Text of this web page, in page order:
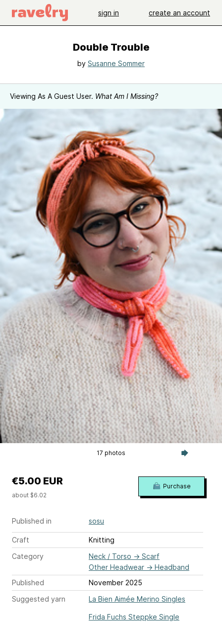
sign in create an account
Double Trouble
by Susanne Sommer
Viewing As A Guest User. What Am I Missing?
17 photos
Published in sosu
Craft
Knitting
Category
Neck / Torso → Scarf
Other Headwear → Headband
Published
November 2025
Suggested yarn
La Bien Aimée Merino Singles
Frida Fuchs Steppke Single
€5.00 EUR
about $6.02
Purchase